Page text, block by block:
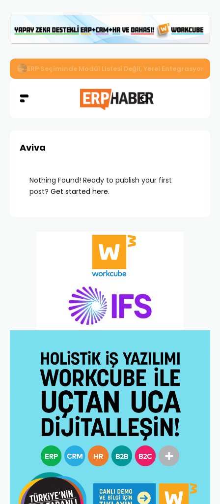
İkizler Aydınlatma, Workcube ERP ile Üretim, Satış ve
Aviva
Nothing Found! Ready to publish your first
post? Get started here.